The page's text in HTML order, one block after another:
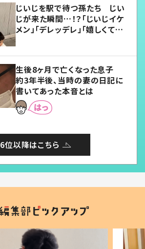
じいじを駅で待つ孫たち じい
じが来た瞬間…！？「じいじイケ
メン」「デレッデレ」「嬉しくて可
生後8ヶ月で亡くなった息子
約3年半後、当時の妻の日記に
書いてあった本音とは
6位以降はこちら